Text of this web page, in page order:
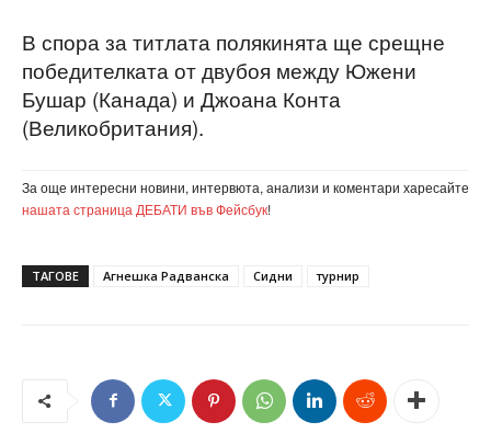
В спора за титлата полякинята ще срещне
победителката от двубоя между Южени
Бушар (Канада) и Джоана Конта
(Великобритания).
За още интересни новини, интервюта, анализи и коментари харесайте
нашата страница ДЕБАТИ във Фейсбук!
ТАГОВЕ Агнешка Радванска Сидни турнир